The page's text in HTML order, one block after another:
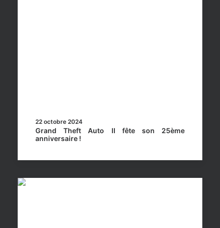
22 octobre 2024
Grand Theft Auto II fête son 25ème
anniversaire !